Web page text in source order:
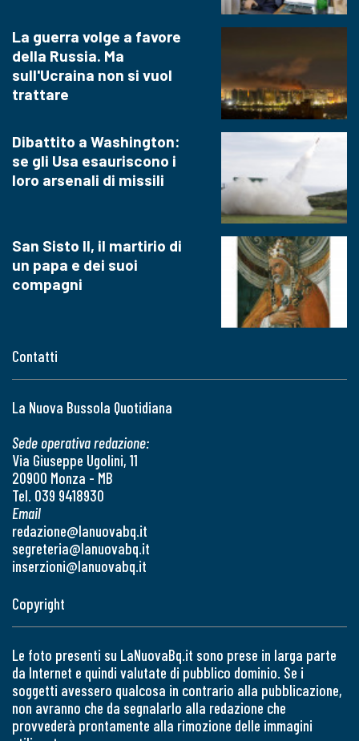
Contatti
La Nuova Bussola Quotidiana
Sede operativa redazione:
Via Giuseppe Ugolini, 11
20900 Monza - MB
Tel. 039 9418930
Email
redazione@lanuovabq.it
segreteria@lanuovabq.it
inserzioni@lanuovabq.it
La guerra volge a favore
della Russia. Ma
sull'Ucraina non si vuol
trattare
Dibattito a Washington:
se gli Usa esauriscono i
loro arsenali di missili
San Sisto II, il martirio di
un papa e dei suoi
compagni
Copyright
Le foto presenti su LaNuovaBq.it sono prese in larga parte
da Internet e quindi valutate di pubblico dominio. Se i
soggetti avessero qualcosa in contrario alla pubblicazione,
non avranno che da segnalarlo alla redazione che
provvederà prontamente alla rimozione delle immagini